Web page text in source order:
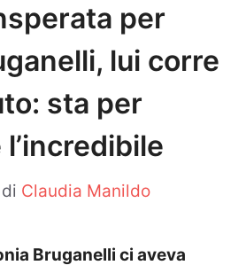
per
lui corre
sta per
di Claudia Manildo
Bruganelli ci aveva